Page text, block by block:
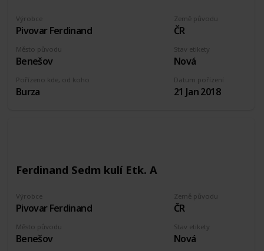
Výrobce
Pivovar Ferdinand
Země původu
ČR
Pořízeno kde, od koho
Burza
Stav etikety
Nová
Datum pořízení
21 Jan 2018
Město původu
Benešov
Ferdinand Sedm kulí Etk. A
Výrobce
Pivovar Ferdinand
Země původu
ČR
Stav etikety
Nová
Město původu
Benešov